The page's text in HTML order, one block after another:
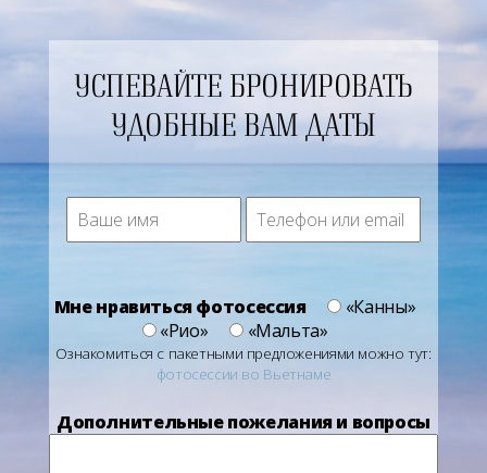
УСПЕВАЙТЕ БРОНИРОВАТЬ
УДОБНЫЕ ВАМ ДАТЫ
Ваше
имя
Телефон
или
Мне нравиться фотосессия
«Канны»
«Рио»
«Мальта»
Ознакомиться с пакетными предложениями можно тут:
фотосессии во Вьетнаме
Дополнительные пожелания и вопросы